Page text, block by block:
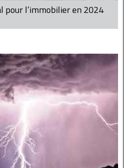
pour l’immobilier en 2024